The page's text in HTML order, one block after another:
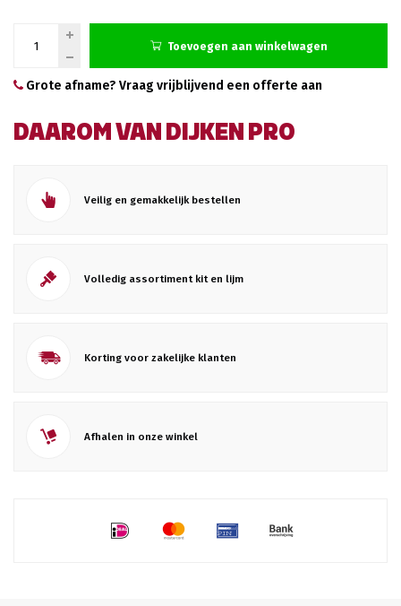
Toevoegen aan winkelwagen
Grote afname? Vraag vrijblijvend een offerte aan
DAAROM VAN DIJKEN PRO
Veilig en gemakkelijk bestellen
Volledig assortiment kit en lijm
Korting voor zakelijke klanten
Afhalen in onze winkel